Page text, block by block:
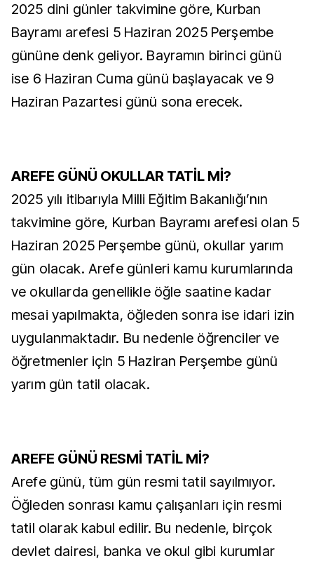
2025 dini günler takvimine göre, Kurban
Bayramı arefesi 5 Haziran 2025 Perşembe
gününe denk geliyor. Bayramın birinci günü
ise 6 Haziran Cuma günü başlayacak ve 9
Haziran Pazartesi günü sona erecek.
AREFE GÜNÜ OKULLAR TATİL Mİ?
2025 yılı itibarıyla Milli Eğitim Bakanlığı’nın
takvimine göre, Kurban Bayramı arefesi olan 5
Haziran 2025 Perşembe günü, okullar yarım
gün olacak. Arefe günleri kamu kurumlarında
ve okullarda genellikle öğle saatine kadar
mesai yapılmakta, öğleden sonra ise idari izin
uygulanmaktadır. Bu nedenle öğrenciler ve
öğretmenler için 5 Haziran Perşembe günü
yarım gün tatil olacak.
AREFE GÜNÜ RESMİ TATİL Mİ?
Arefe günü, tüm gün resmi tatil sayılmıyor.
Öğleden sonrası kamu çalışanları için resmi
tatil olarak kabul edilir. Bu nedenle, birçok
devlet dairesi, banka ve okul gibi kurumlar